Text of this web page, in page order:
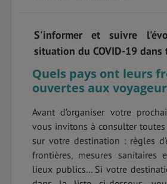
S'informer et suivre
situation du COVID-19 dans
Quels pays ont leurs
ouvertes aux
Avant d’organiser votre
vous invitons à consulter
sur votre destination : règles
frontières, mesures sanitaires
lieux publics... Si votre